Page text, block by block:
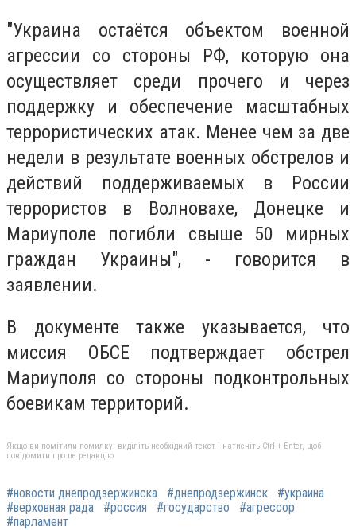
"Украина остаётся объектом военной
агрессии со стороны РФ, которую она
осуществляет среди прочего и через
поддержку и обеспечение масштабных
террористических атак. Менее чем за две
недели в результате военных обстрелов и
действий поддерживаемых в России
террористов в Волновахе, Донецке и
Мариуполе погибли свыше 50 мирных
граждан Украины", - говорится в
заявлении.
В документе также указывается, что
миссия ОБСЕ подтверждает обстрел
Мариуполя со стороны подконтрольных
боевикам территорий.
Якщо ви помітили помилку, виділіть необхідний текст і натисніть Ctrl + Enter, щоб
повідомити про це редакцію
#новости днепродзержинска #днепродзержинск
#украина
#верховная рада
#россия #государство
#агрессор
#парламент